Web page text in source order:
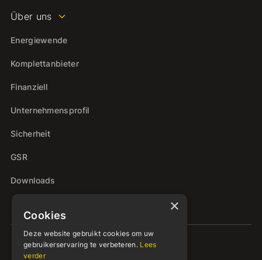
Über uns
Energiewende
Komplettanbieter
Finanziell
Unternehmensprofil
Sicherheit
GSR
Downloads
×
Cookies
Deze website gebruikt cookies om uw
gebruikerservaring te verbeteren. Lees
verder